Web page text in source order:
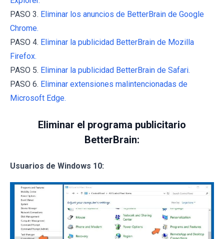
PASO 3. Eliminar los anuncios de BetterBrain de Google
Chrome.
PASO 4. Eliminar la publicidad BetterBrain de Mozilla
Firefox.
PASO 5. Eliminar la publicidad BetterBrain de Safari.
PASO 6. Eliminar extensiones malintencionadas de
Microsoft Edge.
Eliminar el programa publicitario
BetterBrain:
Usuarios de Windows 10: